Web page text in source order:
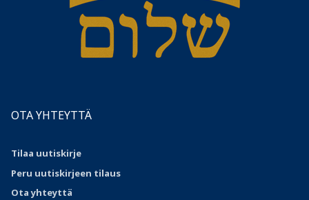
OTA YHTEYTTÄ
Tilaa uutiskirje
Peru uutiskirjeen tilaus
Otayhteyttä